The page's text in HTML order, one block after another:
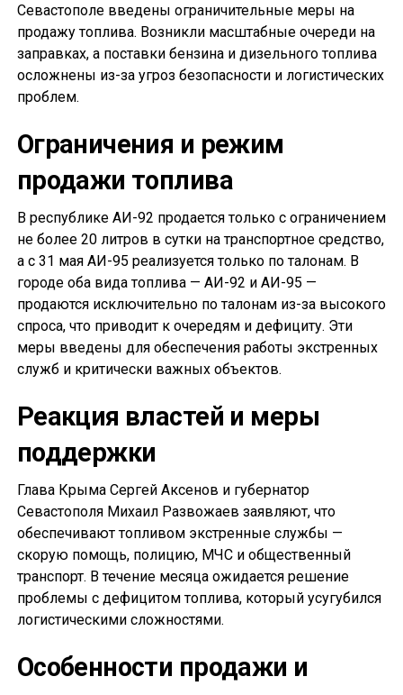
Севастополе введены ограничительные меры на
продажу топлива. Возникли масштабные очереди на
заправках, а поставки бензина и дизельного топлива
осложнены из-за угроз безопасности и логистических
проблем.
Ограничения и режим
продажи топлива
В республике АИ-92 продается только с ограничением
не более 20 литров в сутки на транспортное средство,
а с 31 мая АИ-95 реализуется только по талонам. В
городе оба вида топлива — АИ-92 и АИ-95 —
продаются исключительно по талонам из-за высокого
спроса, что приводит к очередям и дефициту. Эти
меры введены для обеспечения работы экстренных
служб и критически важных объектов.
Реакция властей и меры
поддержки
Глава Крыма Сергей Аксенов и губернатор
Севастополя Михаил Развожаев заявляют, что
обеспечивают топливом экстренные службы —
скорую помощь, полицию, МЧС и общественный
транспорт. В течение месяца ожидается решение
проблемы с дефицитом топлива, который усугубился
логистическими сложностями.
Особенности продажи и